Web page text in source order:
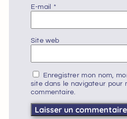
E-mail *
Site web
Enregistrer mon nom,
site dans le navigateur pour
commentaire.